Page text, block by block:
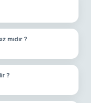
mıdır ?
?